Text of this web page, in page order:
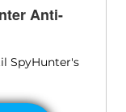
Anti-
SpyHunter's